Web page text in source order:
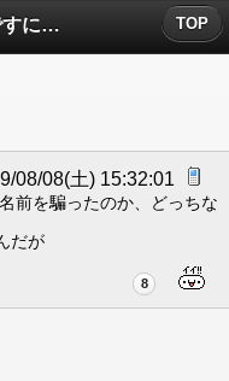
No.9972 Gacktですについたコメント TOP
08/08(土) 15:32:01
前を騙ったのか、どっちな
だが
8